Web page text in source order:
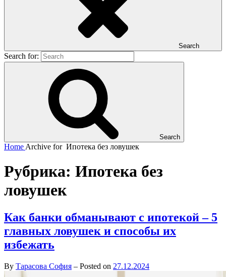
Search
Search for:
Search
Home Archive for Ипотека без ловушек
Рубрика: Ипотека без
ловушек
Как банки обманывают с ипотекой – 5
главных ловушек и способы их
избежать
By Тарасова София – Posted on 27.12.2024